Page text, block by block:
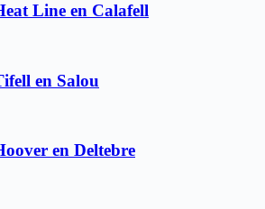
Line en Calafell
en Salou
en Deltebre